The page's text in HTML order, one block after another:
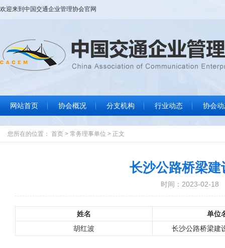
欢迎来到 中国交通企业管理协会官网
网站首页 协会概况
协会简介
协会章程
组织结构
协会领导
协会大事记
协会荣誉
联系我们
分支机构 行业动态
行业要闻
标准规范
政策法规
信息服务
协会
协
通
数
文
您所在的位置： 首页 > 常务理事单位 > 正文
长沙公路桥梁
时间：2023-02-18
姓名
单位
胡红波
长沙公路桥梁建